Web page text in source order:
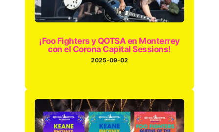
¡Foo Fighters y QOTSA en Monterrey
con el Corona Capital Sessions!
2025-09-02